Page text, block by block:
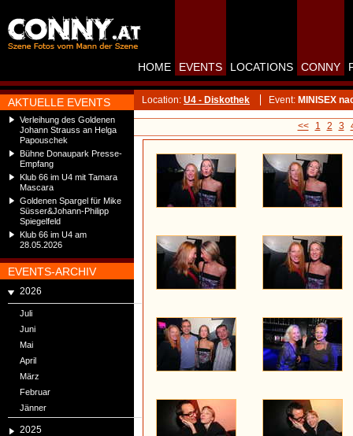
AKTUELLE EVENTS
Verleihung des Goldenen
Johann Strauss an Helga
Papouschek
Bühne Donaupark Presse-
Empfang
Klub 66 im U4 mit Tamara
Mascara
Goldenen Spargel für Mike
Süsser&Johann-Philipp
Spiegelfeld
Klub 66 im U4 am
28.05.2026
EVENTS-ARCHIV
2026
Juli
Juni
Mai
April
März
Februar
Jänner
2025
HOME EVENTS LOCATIONS CONNY
Location: U4 - Diskothek Event: MINISEX
<< 1 2 3